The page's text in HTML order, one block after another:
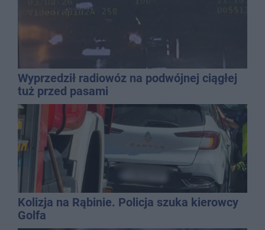
Wyprzedził radiowóz na podwójnej ciągłej
tuż przed pasami
Kolizja na Rąbinie. Policja szuka kierowcy
Golfa